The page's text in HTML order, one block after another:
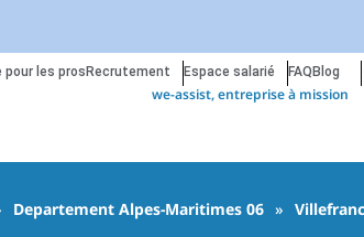
pour les pros Recrutement Espace salarié FAQ Blog
we-assist, entreprise à mission
Departement Alpes-Maritimes 06 »